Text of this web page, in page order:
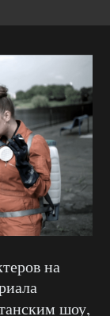
на
шоу,